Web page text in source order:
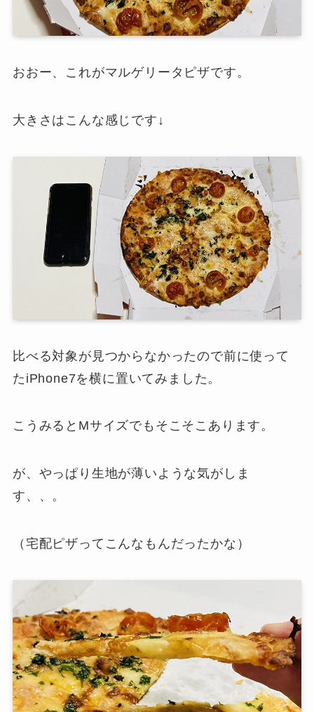
おおー、これがマルゲリータピザです。
大きさはこんな感じです↓
比べる対象が見つからなかったので前に使って
たiPhone7を横に置いてみました。
こうみるとMサイズでもそこそこあります。
が、やっぱり生地が薄いような気がしま
す、、。
（宅配ピザってこんなもんだったかな）